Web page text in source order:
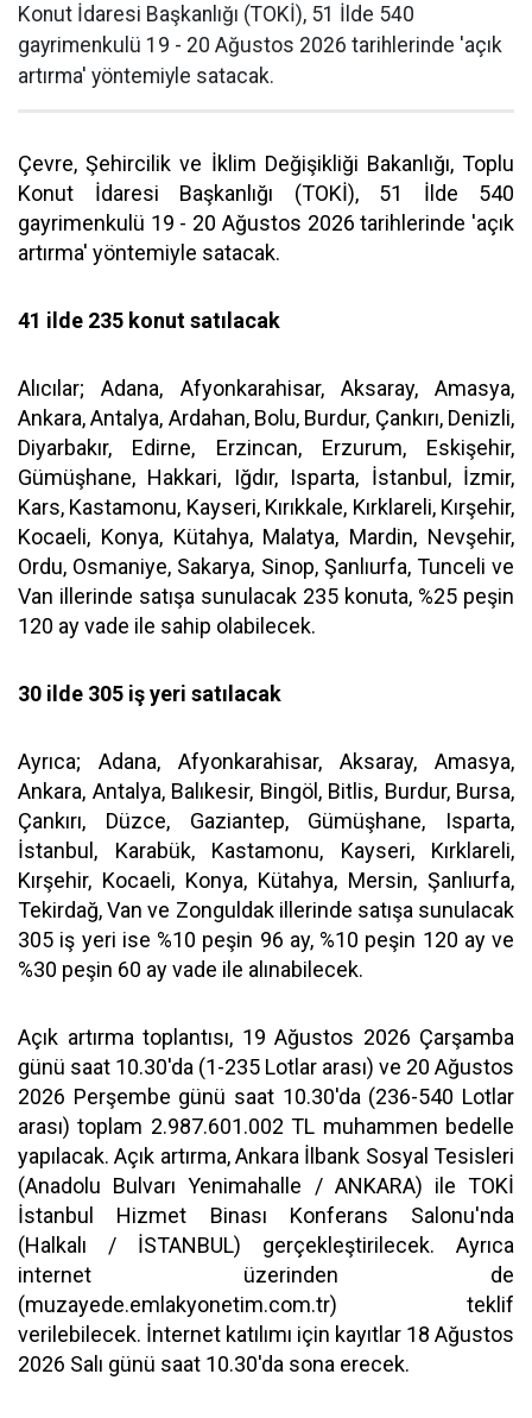
Konut İdaresi Başkanlığı (TOKİ), 51 İlde 540
gayrimenkulü 19 - 20 Ağustos 2026 tarihlerinde 'açık
artırma' yöntemiyle satacak.
Çevre, Şehircilik ve İklim Değişikliği Bakanlığı, Toplu
Konut İdaresi Başkanlığı (TOKİ), 51 İlde 540
gayrimenkulü 19 - 20 Ağustos 2026 tarihlerinde 'açık
artırma' yöntemiyle satacak.
41 ilde 235 konut satılacak
Alıcılar; Adana, Afyonkarahisar, Aksaray, Amasya,
Ankara, Antalya, Ardahan, Bolu, Burdur, Çankırı, Denizli,
Diyarbakır, Edirne, Erzincan, Erzurum, Eskişehir,
Gümüşhane, Hakkari, Iğdır, Isparta, İstanbul, İzmir,
Kars, Kastamonu, Kayseri, Kırıkkale, Kırklareli, Kırşehir,
Kocaeli, Konya, Kütahya, Malatya, Mardin, Nevşehir,
Ordu, Osmaniye, Sakarya, Sinop, Şanlıurfa, Tunceli ve
Van illerinde satışa sunulacak 235 konuta, %25 peşin
120 ay vade ile sahip olabilecek.
30 ilde 305 iş yeri satılacak
Ayrıca; Adana, Afyonkarahisar, Aksaray, Amasya,
Ankara, Antalya, Balıkesir, Bingöl, Bitlis, Burdur, Bursa,
Çankırı, Düzce, Gaziantep, Gümüşhane, Isparta,
İstanbul, Karabük, Kastamonu, Kayseri, Kırklareli,
Kırşehir, Kocaeli, Konya, Kütahya, Mersin, Şanlıurfa,
Tekirdağ, Van ve Zonguldak illerinde satışa sunulacak
305 iş yeri ise %10 peşin 96 ay, %10 peşin 120 ay ve
%30 peşin 60 ay vade ile alınabilecek.
Açık artırma toplantısı, 19 Ağustos 2026 Çarşamba
günü saat 10.30'da (1-235 Lotlar arası) ve 20 Ağustos
2026 Perşembe günü saat 10.30'da (236-540 Lotlar
arası) toplam 2.987.601.002 TL muhammen bedelle
yapılacak. Açık artırma, Ankara İlbank Sosyal Tesisleri
(Anadolu Bulvarı Yenimahalle / ANKARA) ile TOKİ
İstanbul Hizmet Binası Konferans Salonu'nda
(Halkalı / İSTANBUL) gerçekleştirilecek. Ayrıca
internet üzerinden de
(muzayede.emlakyonetim.com.tr) teklif
verilebilecek. İnternet katılımı için kayıtlar 18 Ağustos
2026 Salı günü saat 10.30'da sona erecek.